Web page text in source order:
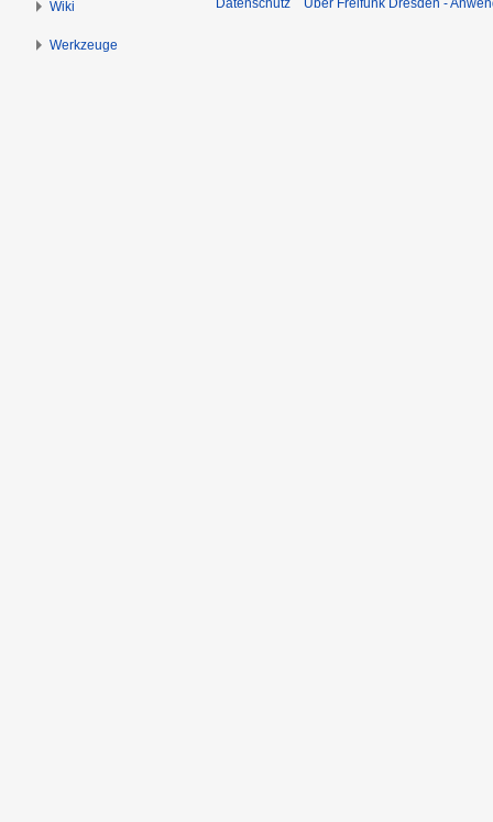
Wiki
Werkzeuge
Datenschutz Über Freifunk Dresden -